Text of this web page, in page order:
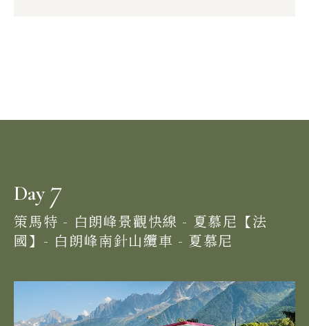
Day7
策馬特 - 白朗峰景觀快線 - 夏慕尼【法
國】- 白朗峰南針山纜車 - 夏慕尼